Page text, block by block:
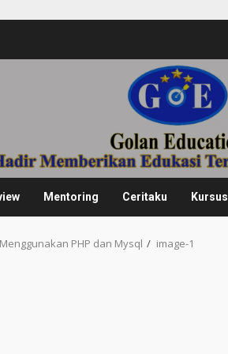
Mentoring Ceritaku Kursus
PHP dan Mysql image-1